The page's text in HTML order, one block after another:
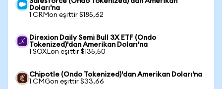
Doları'na
1 CRMon eşittir $185,62
Direxion Daily Semi Bull 3X ETF (Ondo
Tokenized)'dan Amerikan Doları'na
1 SOXLon eşittir $135,50
Chipotle (Ondo Tokenized)'dan Amerikan Doları'na
1 CMGon eşittir $33,66